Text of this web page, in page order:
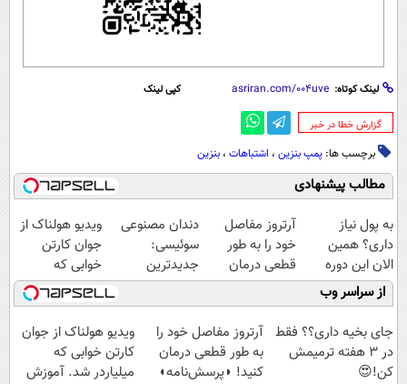
لینک کوتاه: کپی لینک
‌گزارش خطا در خبر
برچسب ها: پمپ بنزین ، اشتباهات ، بنزین
مطالب پیشنهادی
به پول نیاز
داری؟ همین
الان این دوره
رایگان رو شرکت
کن تا دیر نشده!
آرتروز مفاصل
خود را به طور
قطعی درمان
کنید!
◗پرسش‌نامه◖
دندان مصنوعی
سوئیسی:
جدیدترین
فناوری اروپا،
سبک و مقاوم |
پرداخت قسطی
ویدیو هولناک از
جوان کارتن
خوابی که
میلیاردر شد.
آموزش رایگان
از سراسر وب
جای بخیه داری؟؟ فقط
در 3 هفته ترمیمش
کن!😍
آرتروز مفاصل خود را
به طور قطعی درمان
کنید! ◗پرسش‌نامه◖
ویدیو هولناک از جوان
کارتن خوابی که
میلیاردر شد. آموزش